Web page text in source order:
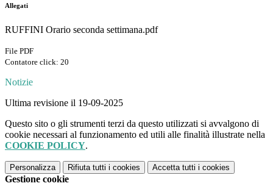
Allegati
RUFFINI Orario seconda settimana.pdf
File PDF
Contatore click: 20
Notizie
Ultima revisione il 19-09-2025
Questo sito o gli strumenti terzi da questo utilizzati si avvalgono di
cookie necessari al funzionamento ed utili alle finalità illustrate nella
COOKIE POLICY.
Personalizza Rifiuta tutti i cookies Accetta tutti i cookies
Gestione cookie